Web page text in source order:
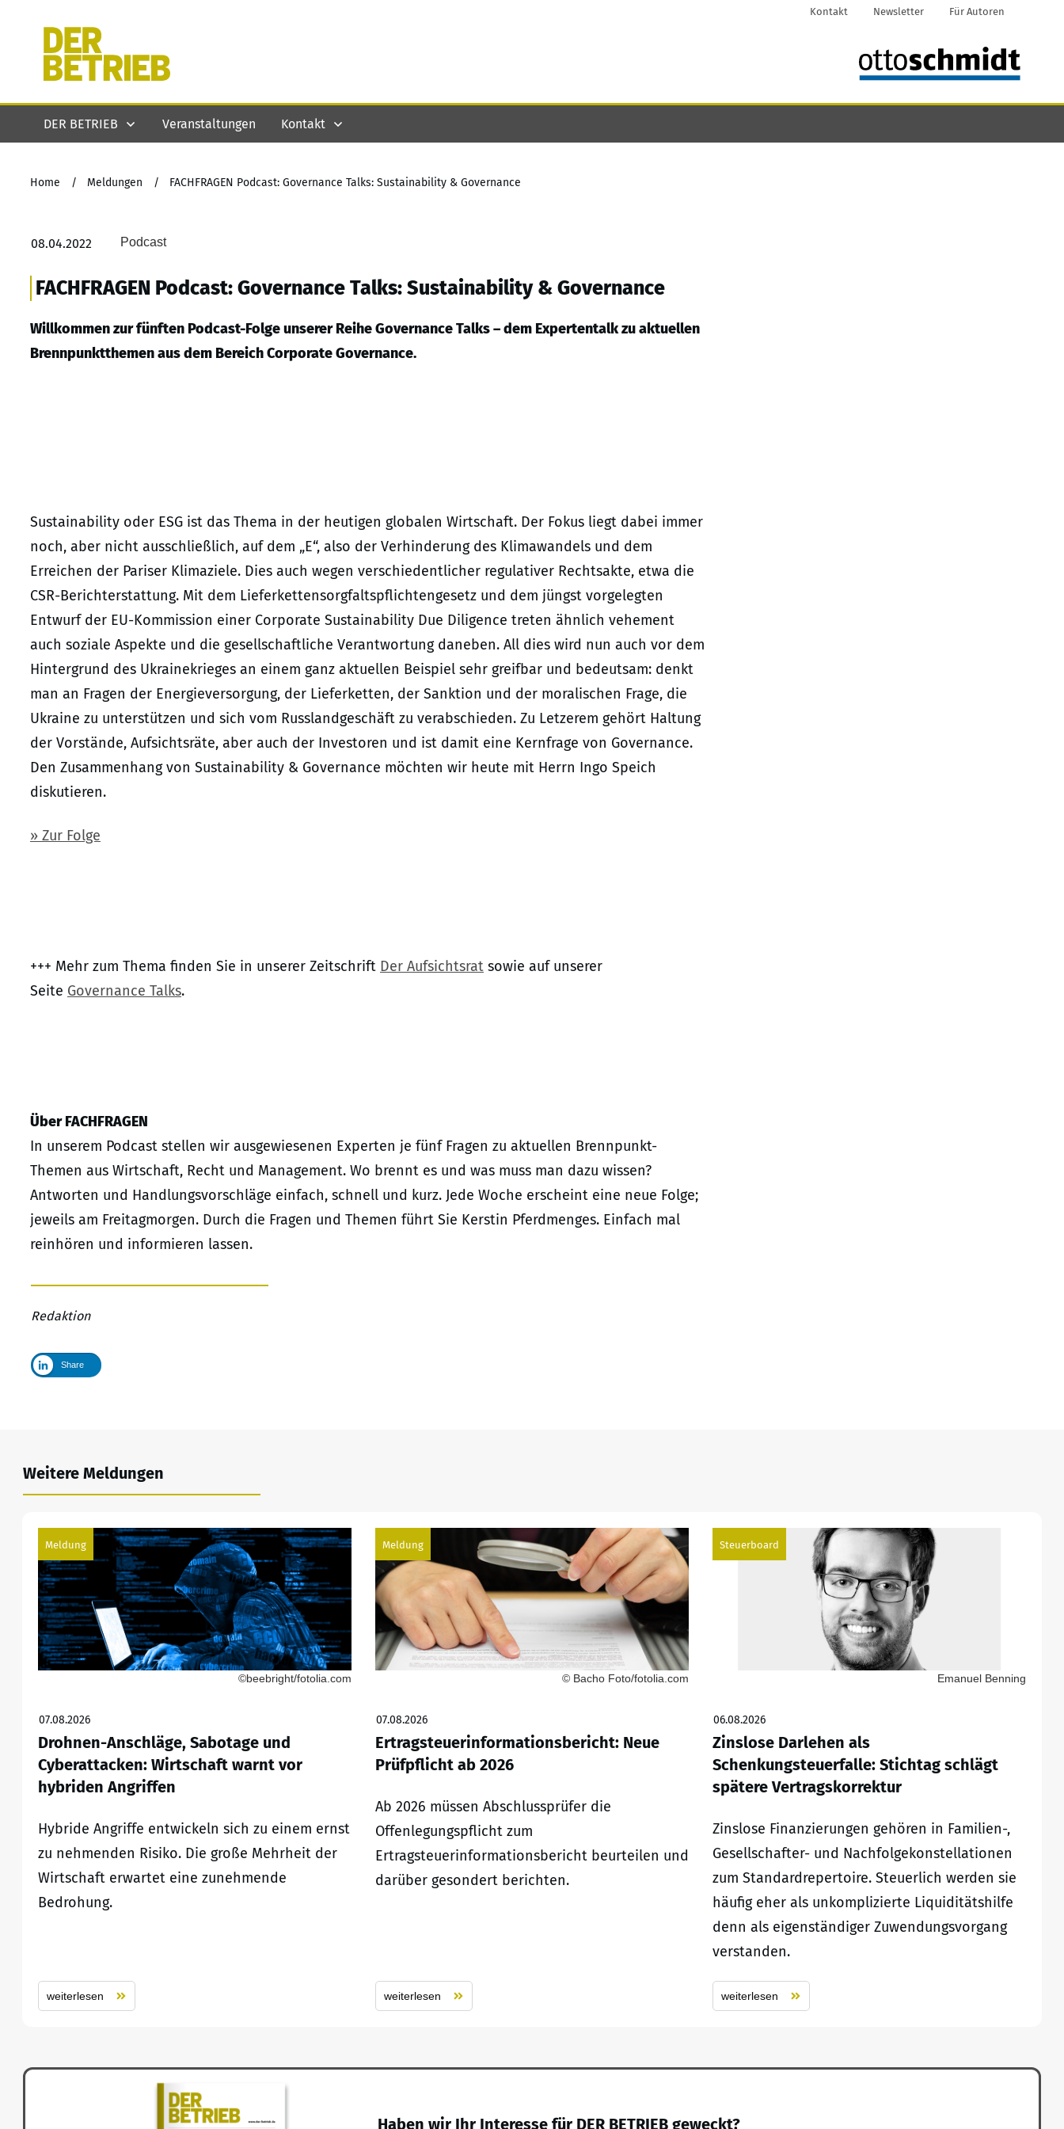
Kontakt Newsletter Für Autoren
DER BETRIEB Veranstaltungen Kontakt
Home / Meldungen / FACHFRAGEN Podcast: Governance Talks: Sustainability & Governance
08.04.2022 Podcast
FACHFRAGEN Podcast: Governance Talks: Sustainability & Governance
Willkommen zur fünften Podcast-Folge unserer Reihe Governance Talks – dem Expertentalk zu aktuellen
Brennpunktthemen aus dem Bereich Corporate Governance.
Sustainability oder ESG ist das Thema in der heutigen globalen Wirtschaft. Der Fokus liegt dabei immer
noch, aber nicht ausschließlich, auf dem „E“, also der Verhinderung des Klimawandels und dem
Erreichen der Pariser Klimaziele. Dies auch wegen verschiedentlicher regulativer Rechtsakte, etwa die
CSR-Berichterstattung. Mit dem Lieferkettensorgfaltspflichtengesetz und dem jüngst vorgelegten
Entwurf der EU-Kommission einer Corporate Sustainability Due Diligence treten ähnlich vehement
auch soziale Aspekte und die gesellschaftliche Verantwortung daneben. All dies wird nun auch vor dem
Hintergrund des Ukrainekrieges an einem ganz aktuellen Beispiel sehr greifbar und bedeutsam: denkt
man an Fragen der Energieversorgung, der Lieferketten, der Sanktion und der moralischen Frage, die
Ukraine zu unterstützen und sich vom Russlandgeschäft zu verabschieden. Zu Letzerem gehört Haltung
der Vorstände, Aufsichtsräte, aber auch der Investoren und ist damit eine Kernfrage von Governance.
Den Zusammenhang von Sustainability & Governance möchten wir heute mit Herrn Ingo Speich
diskutieren.
» Zur Folge
+++ Mehr zum Thema finden Sie in unserer Zeitschrift Der Aufsichtsrat sowie auf unserer
Seite Governance Talks.
Über FACHFRAGEN
In unserem Podcast stellen wir ausgewiesenen Experten je fünf Fragen zu aktuellen Brennpunkt-
Themen aus Wirtschaft, Recht und Management. Wo brennt es und was muss man dazu wissen?
Antworten und Handlungsvorschläge einfach, schnell und kurz. Jede Woche erscheint eine neue Folge;
jeweils am Freitagmorgen. Durch die Fragen und Themen führt Sie Kerstin Pferdmenges. Einfach mal
reinhören und informieren lassen.
Redaktion
Share
Weitere Meldungen
Meldung
©beebright/fotolia.com
07.08.2026
Drohnen-Anschläge, Sabotage und
Cyberattacken: Wirtschaft warnt vor
hybriden Angriffen
Hybride Angriffe entwickeln sich zu einem ernst
zu nehmenden Risiko. Die große Mehrheit der
Wirtschaft erwartet eine zunehmende
Bedrohung.
weiterlesen
Meldung
© Bacho Foto/fotolia.com
07.08.2026
Ertragsteuerinformationsbericht: Neue
Prüfpflicht ab 2026
Ab 2026 müssen Abschlussprüfer die
Offenlegungspflicht zum
Ertragsteuerinformationsbericht beurteilen und
darüber gesondert berichten.
weiterlesen
Steuerboard
Emanuel Benning
06.08.2026
Zinslose Darlehen als
Schenkungsteuerfalle: Stichtag schlägt
spätere Vertragskorrektur
Zinslose Finanzierungen gehören in Familien-,
Gesellschafter- und Nachfolgekonstellationen
zum Standardrepertoire. Steuerlich werden sie
häufig eher als unkomplizierte Liquiditätshilfe
denn als eigenständiger Zuwendungsvorgang
verstanden.
weiterlesen
Haben wir Ihr Interesse für DER BETRIEB geweckt?